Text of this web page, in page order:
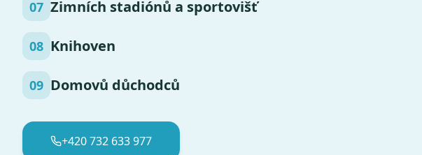
07 Zimních stadiónů a sportovišť
08 Knihoven
09 Domovů důchodců
+420 732 633 977